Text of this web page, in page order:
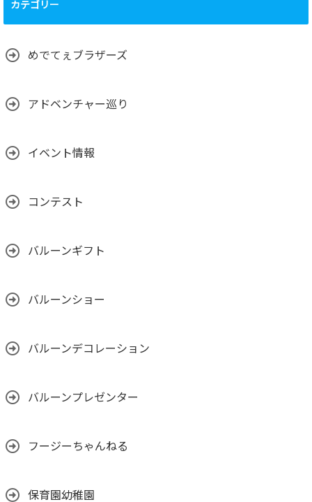
カテゴリー
めでてぇブラザーズ
アドベンチャー巡り
イベント情報
コンテスト
バルーンギフト
バルーンショー
バルーンデコレーション
バルーンプレゼンター
フージーちゃんねる
保育園幼稚園